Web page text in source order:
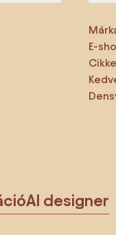
E-
AI designer